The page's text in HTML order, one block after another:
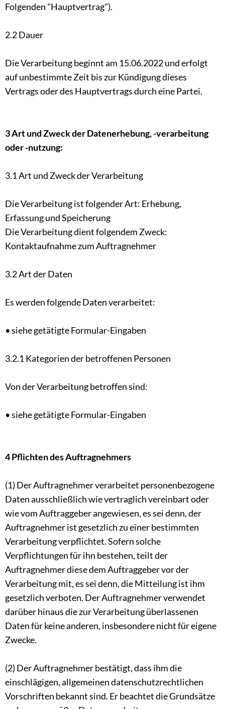
Folgenden "Hauptvertrag").
2.2 Dauer
Die Verarbeitung beginnt am 15.06.2022 und erfolgt
auf unbestimmte Zeit bis zur Kündigung dieses
Vertrags oder des Hauptvertrags durch eine Partei.
3 Art und Zweck der Datenerhebung, -verarbeitung
oder -nutzung:
3.1 Art und Zweck der Verarbeitung
Die Verarbeitung ist folgender Art: Erhebung,
Erfassung und Speicherung
Die Verarbeitung dient folgendem Zweck:
Kontaktaufnahme zum Auftragnehmer
3.2 Art der Daten
Es werden folgende Daten verarbeitet:
• siehe getätigte Formular-Eingaben
3.2.1 Kategorien der betroffenen Personen
Von der Verarbeitung betroffen sind:
• siehe getätigte Formular-Eingaben
4 Pflichten des Auftragnehmers
(1) Der Auftragnehmer verarbeitet personenbezogene
Daten ausschließlich wie vertraglich vereinbart oder
wie vom Auftraggeber angewiesen, es sei denn, der
Auftragnehmer ist gesetzlich zu einer bestimmten
Verarbeitung verpflichtet. Sofern solche
Verpflichtungen für ihn bestehen, teilt der
Auftragnehmer diese dem Auftraggeber vor der
Verarbeitung mit, es sei denn, die Mitteilung ist ihm
gesetzlich verboten. Der Auftragnehmer verwendet
darüber hinaus die zur Verarbeitung überlassenen
Daten für keine anderen, insbesondere nicht für eigene
Zwecke.
(2) Der Auftragnehmer bestätigt, dass ihm die
einschlägigen, allgemeinen datenschutzrechtlichen
Vorschriften bekannt sind. Er beachtet die Grundsätze